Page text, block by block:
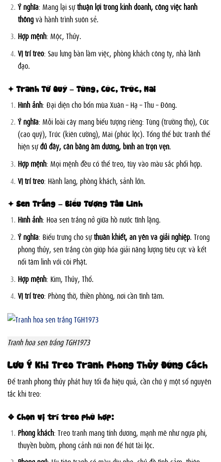
Ý nghĩa: Mang lại sựthuận lợi trong kinh doanh, công việc hanh
thôngvà hành trình suôn sẻ.
Hợp mệnh: Mộc, Thủy.
Vị trí treo: Sau lưng bàn làm việc, phòng khách công ty, nhà lãnh
đạo.
✦ Tranh Tứ Quý – Tùng, Cúc, Trúc, Mai
Hình ảnh: Đại diện cho bốn mùa Xuân – Hạ – Thu – Đông.
Ý nghĩa: Mỗi loài cây mang biểu tượng riêng: Tùng (trường thọ), Cúc
(cao quý), Trúc (kiên cường), Mai (phúc lộc). Tổng thể bức tranh thể
hiện sựđủ đầy, cân bằng âm dương, bình an trọn vẹn.
Hợp mệnh: Mọi mệnh đều có thể treo, tùy vào màu sắc phối hợp.
Vị trí treo: Hành lang, phòng khách, sảnh lớn.
✦ Sen Trắng – Biểu Tượng Tâm Linh
Hình ảnh: Hoa sen trắng nở giữa hồ nước tĩnh lặng.
Ý nghĩa: Biểu trưng cho sựthuần khiết, an yên và giải nghiệp. Trong
phong thủy, sen trắng còn giúp hóa giải năng lượng tiêu cực và kết
nối tâm linh với cõi Phật.
Hợp mệnh: Kim, Thủy, Thổ.
Vị trí treo: Phòng thờ, thiền phòng, nơi cần tĩnh tâm.
Tranh hoa sen trắng TGH1973
Lưu Ý Khi Treo Tranh Phong Thủy Đúng Cách
Để tranh phong thủy phát huy tối đa hiệu quả, cần chú ý một số nguyên
tắc khi treo:
❖ Chọn vị trí treo phù hợp:
Phòng khách: Treo tranh mang tính dương, mạnh mẽ như ngựa phi,
thuyền buồm, phong cảnh núi non để hút tài lộc.